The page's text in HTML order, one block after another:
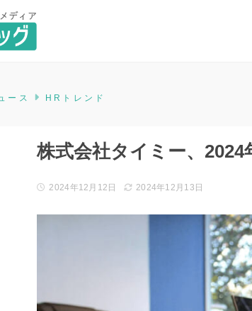
界の一歩先を照らすメディア
ース HRトレンド
株式会社タイミー、
2024年12月12日 2024年12月13日